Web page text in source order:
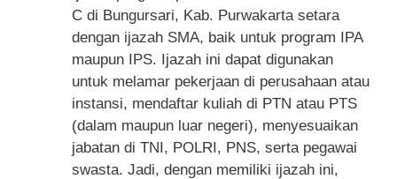
C di Bungursari, Kab. Purwakarta setara
dengan ijazah SMA, baik untuk program IPA
maupun IPS. Ijazah ini dapat digunakan
untuk melamar pekerjaan di perusahaan atau
instansi, mendaftar kuliah di PTN atau PTS
(dalam maupun luar negeri), menyesuaikan
jabatan di TNI, POLRI, PNS, serta pegawai
swasta. Jadi, dengan memiliki ijazah ini,